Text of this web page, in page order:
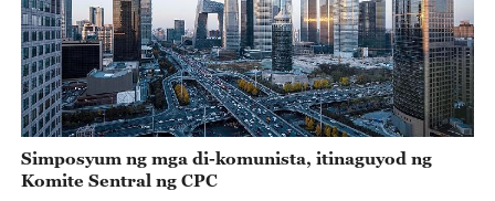
Simposyum ng mga di-komunista, itinaguyod ng
Komite Sentral ng CPC